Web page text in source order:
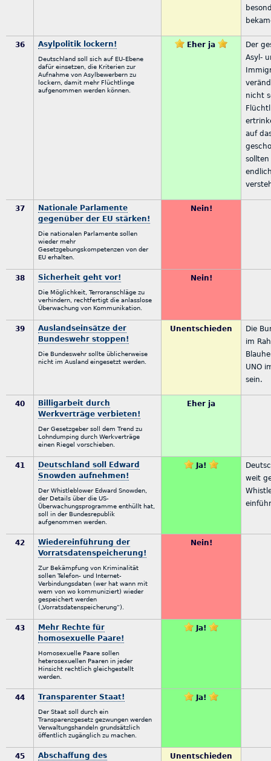
36 Asylpolitik lockern!
Deutschland soll sich auf EU-Ebene
dafür einsetzen, die Kriterien zur
Aufnahme von Asylbewerbern zu
lockern, damit mehr Flüchtlinge
aufgenommen werden können.
Eher ja
Der
Asyl-
nicht
auf
37
Nationale Parlamente
gegenüber der EU stärken!
Die nationalen Parlamente sollen
wieder mehr
Gesetzgebungskompetenzen von der
EU erhalten.
Nein!
38 Sicherheit geht vor!
Die Möglichkeit, Terroranschläge zu
verhindern, rechtfertigt die anlasslose
Überwachung von Kommunikation.
Nein!
39
Auslandseinsätze der
Bundeswehr stoppen!
Die Bundeswehr sollte üblicherweise
nicht im Ausland eingesetzt werden.
Unentschieden
Die
im
UNO
sein.
40
Billigarbeit durch
Werkverträge verbieten!
Der Gesetzgeber soll dem Trend zu
Lohndumping durch Werkverträge
einen Riegel vorschieben.
Eher ja
41
Deutschland soll Edward
Snowden aufnehmen!
Der Whistleblower Edward Snowden,
der Details über die US-
Überwachungsprogramme enthüllt hat,
soll in der Bundesrepublik
aufgenommen werden.
Ja!
weit
42
Wiedereinführung der
Vorratsdatenspeicherung!
Zur Bekämpfung von Kriminalität
sollen Telefon- und Internet-
Verbindungsdaten (wer hat wann mit
wem von wo kommuniziert) wieder
gespeichert werden
(„Vorratsdatenspeicherung“).
Nein!
43
Mehr Rechte für
homosexuelle Paare!
Homosexuelle Paare sollen
heterosexuellen Paaren in jeder
Hinsicht rechtlich gleichgestellt
werden.
Ja!
44 Transparenter Staat!
Der Staat soll durch ein
Transparenzgesetz gezwungen werden
Verwaltungshandeln grundsätzlich
öffentlich zugänglich zu machen.
Ja!
45
Abschaffung des
Unentschieden